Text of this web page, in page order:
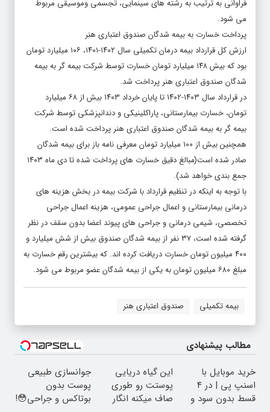
فراوانی به ترتیب به رشته های سینمایی، تجسمی وموسیقی مربوط
می شود.
پرداخت خسارت به بیمه شدگان صندوق اعتباری هنر
ارزش کل قرارداد بیمه درمان تکمیلی سال ۱۴۰۲-۱۴۰۱، ۱۰۶ میلیارد تومان
بود که بیش ۱۴۸ میلیارد تومان خسارت توسط شرکت بیمه گر به بیمه
شدگان صندوق اعتباری هنر پرداخت شد.
در قرارداد سال ۱۴۰۳-۱۴۰۲ تا پایان خرداد ۱۴۰۳ بیش از ۶۸ میلیارد
تومان، خسارت بیمارستانی، پاراکلینیکی و دندانپزشکی توسط شرکت
بیمه گر به بیمه شدگان صندوق اعتباری هنر پرداخت شده است.
همچنین بیش از ۱۰۰ میلیارد تومان معرفی نامه باز برای بیمه شدگان
صادر شده است(مبالغ دقیق خسارت های پرداخت شده تا دی ماه ۱۴۰۳
جمع بندی خواهد شد).
با توجه به اینکه در تنظیم قرارداد با شرکت بیمه در بخش هزینه های
درمانی بیمارستانی و اعمال جراحی عمومی، هزینه اعمال جراحی
تخصصی، شیمی درمانی و جراحی های پیوند اعضا بدون سقف در نظر
گرفته شده است، ۳۷ نفر از بیمه شدگان صندوق بیش از شش میلیارد و
۴۰۰ میلیون تومان خسارت دریافت کرده اند. که بیشترین رقم خسارت به
مبلغ ۶۸۰ میلیون تومان به یکی از بیمه شدگان عضو مربوط می شود.
بیمه تکمیلی صندوق اعتباری هنر
مطالب پیشنهادی
خرید موبایل با
اسنپ پی | در ۴
قسط بدون سود و
این گیاه دریایی
پوستت رو طوری
صاف میکنه انگار
جوانسازی طبیعی
پوست بدون
بوتاکس و جراحی😳!